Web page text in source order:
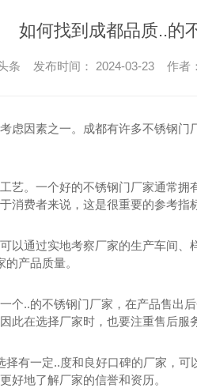
如何找到成都品质..的
条 发布时间： 2024-03-23 作者
虑因素之一。成都有许多不锈钢
艺。一个好的不锈钢门厂家通常
消费者来说，这是很重要的参考指
以通过实地考察厂家的生产车间
产品质量。
个..的不锈钢门厂家，在产品售出
此在选择厂家时，也要注重售后服
择有一定..度和良好口碑的厂家，
好地了解厂家的信誉和资历。